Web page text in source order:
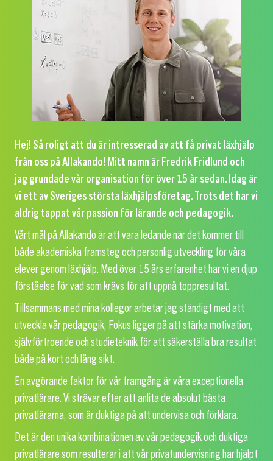
Hej! Så roligt att du är intresserad av att få privat läxhjälp
från oss på Allakando! Mitt namn är Fredrik Fridlund och
jag grundade vår organisation för över 15 år sedan. Idag är
vi ett av Sveriges största läxhjälpsföretag. Trots det har vi
aldrig tappat vår passion för lärande och pedagogik.
Vårt mål på Allakando är att vara ledande när det kommer till
både akademiska framsteg och personlig utveckling för våra
elever genom läxhjälp. Med över 15 års erfarenhet har vi en djup
förståelse för vad som krävs för att uppnå toppresultat.
Tillsammans med mina kollegor arbetar jag ständigt med att
utveckla vår pedagogik, Fokus ligger på att stärka motivation,
självförtroende och studieteknik för att säkerställa bra resultat
både på kort och lång sikt.
En avgörande faktor för vår framgång är våra exceptionella
privatlärare. Vi strävar efter att anlita de absolut bästa
privatlärarna, som är duktiga på att undervisa och förklara.
Det är den unika kombinationen av vår pedagogik och duktiga
privatlärare som resulterar i att vårprivatundervisninghar hjälpt